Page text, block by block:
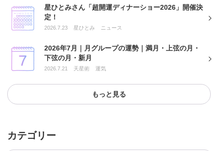
星ひとみさん「超開運ディナーショー2026」開催決
定！
2026.7.23 星ひとみ ニュース
2026年7月｜月グループの運勢｜満月・上弦の月・
下弦の月・新月
2026.7.21 天星術 運気
もっと見る
カテゴリー